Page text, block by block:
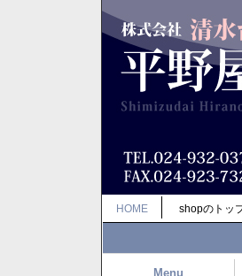
HOME shopのトッ
Menu